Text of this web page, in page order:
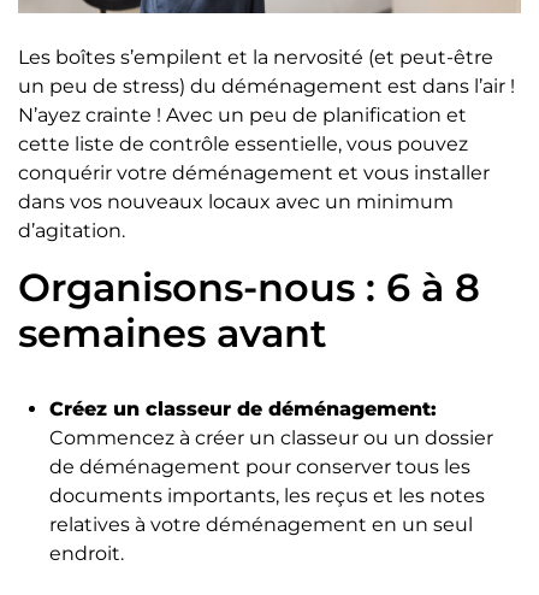
Les boîtes s’empilent et la nervosité (et peut-être
un peu de stress) du déménagement est dans l’air !
N’ayez crainte ! Avec un peu de planification et
cette liste de contrôle essentielle, vous pouvez
conquérir votre déménagement et vous installer
dans vos nouveaux locaux avec un minimum
d’agitation.
Organisons-nous : 6 à 8
semaines avant
Créez un classeur de déménagement:
Commencez à créer un classeur ou un dossier
de déménagement pour conserver tous les
documents importants, les reçus et les notes
relatives à votre déménagement en un seul
endroit.